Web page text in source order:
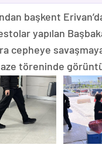
başkent
yapılan
cepheye
töreninde